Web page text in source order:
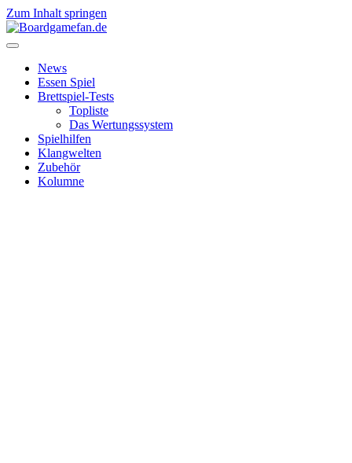
Zum Inhalt springen
News
Essen Spiel
Brettspiel-Tests
Topliste
Das Wertungssystem
Spielhilfen
Klangwelten
Zubehör
Kolumne